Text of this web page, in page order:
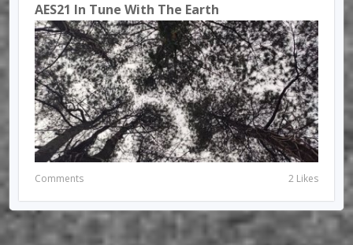
AES21 In Tune With The Earth
Comments 2 Likes